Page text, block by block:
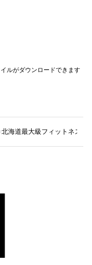
ルがダウンロードできます
北海道最大級フィットネス大